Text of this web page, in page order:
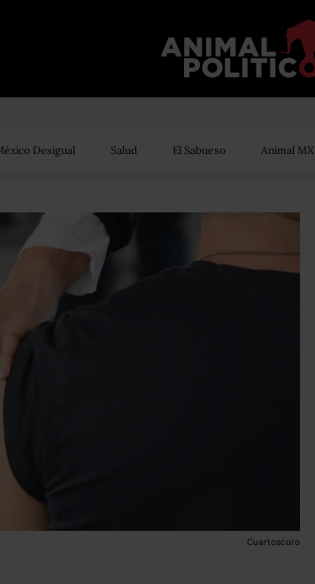
Desigual Salud El Sabueso Animal MX
Cuartoscuro